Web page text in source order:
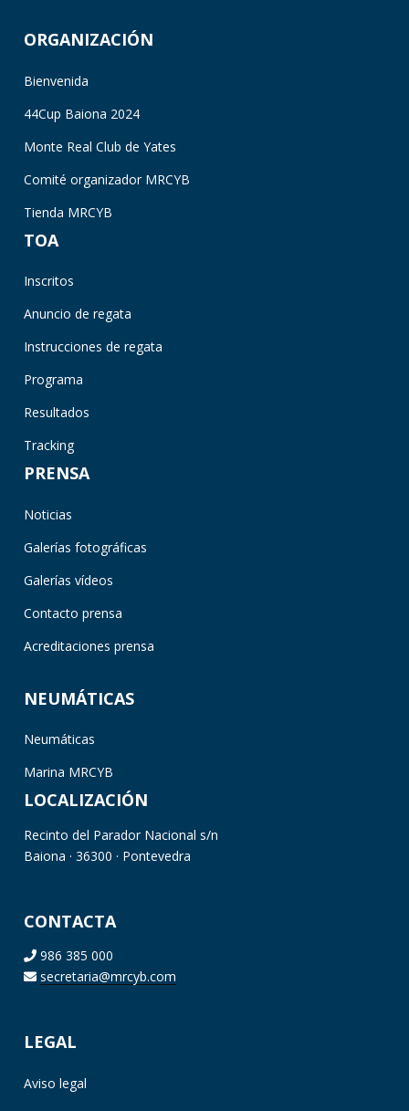
ORGANIZACIÓN
Bienvenida
44Cup Baiona 2024
Monte Real Club de Yates
Comité organizador MRCYB
Tienda MRCYB
TOA
Inscritos
Anuncio de regata
Instrucciones de regata
Programa
Resultados
Tracking
PRENSA
Noticias
Galerías fotográficas
Galerías vídeos
Contacto prensa
Acreditaciones prensa
NEUMÁTICAS
Neumáticas
Marina MRCYB
LOCALIZACIÓN
Recinto del Parador Nacional s/n
Baiona · 36300 · Pontevedra
CONTACTA
986 385 000
secretaria@mrcyb.com
LEGAL
Aviso legal